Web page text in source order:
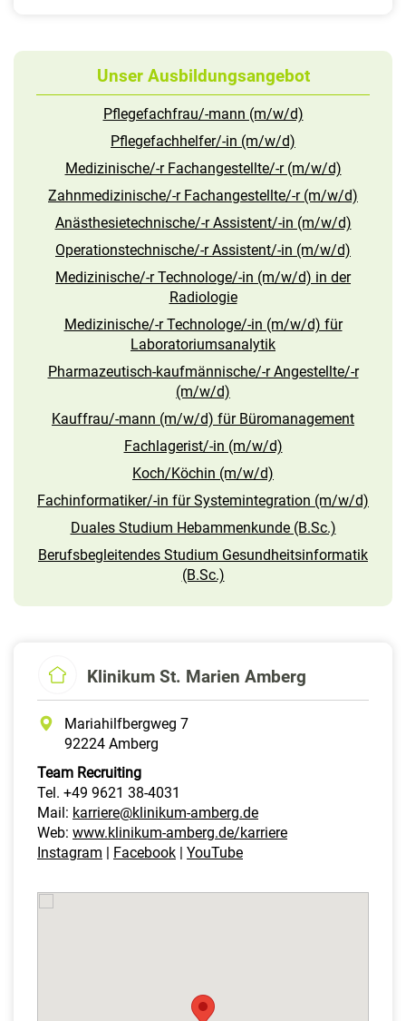
Unser Ausbildungsangebot
Pflegefachfrau/-mann (m/w/d)
Pflegefachhelfer/-in (m/w/d)
Medizinische/-r Fachangestellte/-r (m/w/d)
Zahnmedizinische/-r Fachangestellte/-r (m/w/d)
Anästhesietechnische/-r Assistent/-in (m/w/d)
Operationstechnische/-r Assistent/-in (m/w/d)
Medizinische/-r Technologe/-in (m/w/d) in der
Radiologie
Medizinische/-r Technologe/-in (m/w/d) für
Laboratoriumsanalytik
Pharmazeutisch-kaufmännische/-r Angestellte/-r
(m/w/d)
Kauffrau/-mann (m/w/d) für Büromanagement
Fachlagerist/-in (m/w/d)
Koch/Köchin (m/w/d)
Fachinformatiker/-in für Systemintegration (m/w/d)
Duales Studium Hebammenkunde (B.Sc.)
Berufsbegleitendes Studium Gesundheitsinformatik
(B.Sc.)
Klinikum St. Marien Amberg
Mariahilfbergweg 7
92224 Amberg
Team Recruiting
Tel. +49 9621 38-4031
Mail: karriere@klinikum-amberg.de
Web: www.klinikum-amberg.de/karriere
Instagram
Facebook YouTube